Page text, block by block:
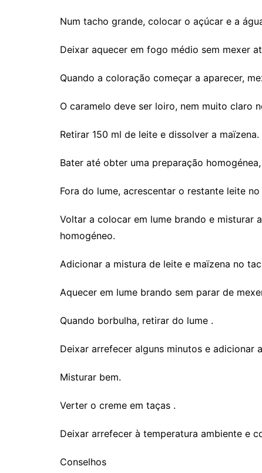
Num tacho grande, colocar o açúcar e a
Deixar aquecer em fogo médio sem mexer
Quando a coloração começar a aparecer,
O caramelo deve ser loiro, nem muito claro
Retirar 150 ml de leite e dissolver a maïzena.
Bater até obter uma preparação
Fora do lume, acrescentar o restante leite
Voltar a colocar em lume brando e misturar
homogéneo.
Adicionar a mistura de leite e maïzena no
Aquecer em lume brando sem parar de
Quando borbulha, retirar do lume .
Deixar arrefecer alguns minutos e adicionar
Misturar bem.
Verter o creme em taças .
Deixar arrefecer à temperatura ambiente e
Conselhos